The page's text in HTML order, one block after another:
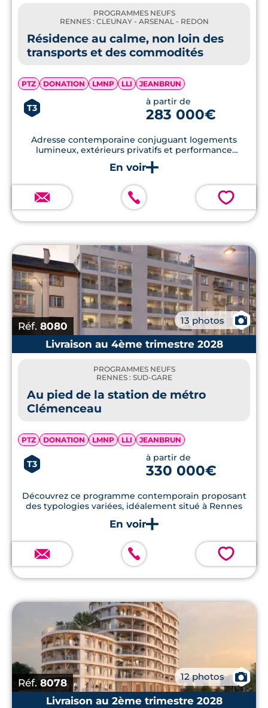
PROGRAMMES NEUFS
RENNES : CLEUNAY - ARSENAL - REDON
Résidence au calme, non loin des
transports et des commodités
PTZ DONATION LMNP LLI JEANBRUN
T3
à partir de
283 000€
Adresse contemporaine conjuguant logements
lumineux, extérieurs privatifs et performance
énergétique dans un secteur rennais bien connecté.
💗
Réf. 8080 13 photos
📷
Livraison au 4ème trimestre 2028
PROGRAMMES NEUFS
RENNES : SUD-GARE
Au pied de la station de métro
Clémenceau
PTZ DONATION LMNP LLI JEANBRUN
T3
à partir de
330 000€
Découvrez ce programme contemporain proposant
des typologies variées, idéalement situé à Rennes
💗
Réf.8078 12 photos
📷
Livraison au 2ème trimestre 2028